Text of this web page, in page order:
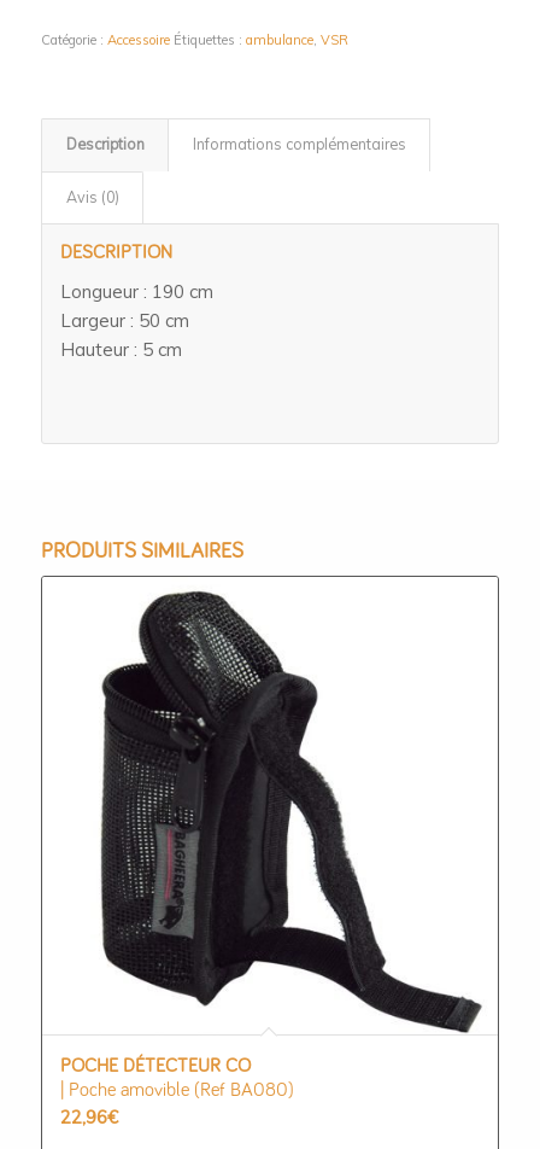
Catégorie : Accessoire Étiquettes : ambulance, VSR
Description Informations complémentaires
Avis (0)
DESCRIPTION
Longueur : 190 cm
Largeur : 50 cm
Hauteur : 5 cm
PRODUITS SIMILAIRES
POCHE DÉTECTEUR CO
| Poche amovible (Ref BA080)
22,96€